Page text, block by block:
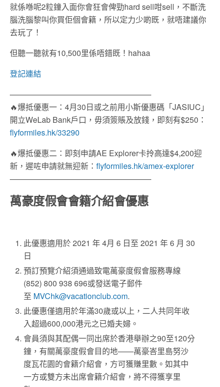
就係喺呢2粒鐘入面你會狂會俾勁hard sell咁sell，不斷洗
腦洗腦黎叫你買佢個會籍，所以定力少啲既，就唔建議你
去玩了！
但聽一聽就有10,500里係唔錯既！hahaa
登記連結
——————————————————
🔥爆抵優惠一：4月30日或之前用小斯優惠碼「JASIUC」
開立WeLab Bank戶口，毋須簽賬及放錢，即刻有$250：
flyformiles.hk/33290
🔥爆抵優惠二：即刻申請AE Explorer卡拎高達$4,200迎
新，遲咗申請就無迎新： flyformiles.hk/amex-explorer
——————————————————
萬豪度假會會籍介紹會優惠
此優惠適用於 2021 年 4月 6 日至 2021 年 6 月 30
日
預訂預覽介紹須通過致電萬豪度假會服務專線
(852) 800 938 696或發送電子郵件
至 MVChk@vacationclub.com.
此優惠僅適用於年滿30歲或以上，二人共同年收
入超過600,000港元之已婚夫婦。
會員須與其配偶一同出席於香港舉辦之90至1​​20分
鐘，有關萬豪度假會目的地——萬豪峇里島努沙
度瓦花園的會籍介紹會，方可獲賺里數。如其中
一方或雙方未出席會籍介紹會，將不得獲享里